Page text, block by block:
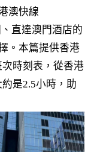
澳快線
直達澳門酒店的
。本篇提供香港
時刻表，從香港
是2.5小時，助